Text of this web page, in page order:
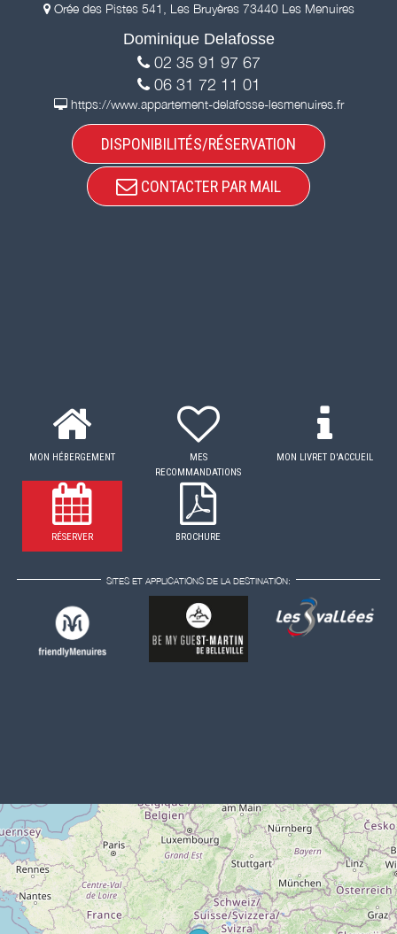
Orée des Pistes 541, Les Bruyères 73440 Les Menuires
Dominique Delafosse
02 35 91 97 67
06 31 72 11 01
https://www.appartement-delafosse-lesmenuires.fr
DISPONIBILITÉS/RÉSERVATION
CONTACTER PAR MAIL
MON HÉBERGEMENT
MES
RECOMMANDATIONS
MON LIVRET D'ACCUEIL
RÉSERVER BROCHURE
SITES ET APPLICATIONS DE LA DESTINATION: